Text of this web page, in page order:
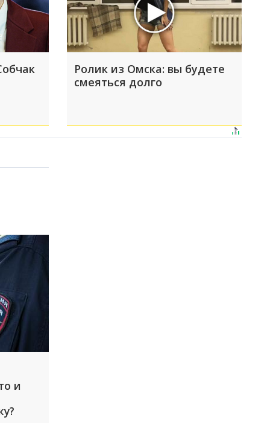
Ролик из Омска: вы будете
смеяться долго
и